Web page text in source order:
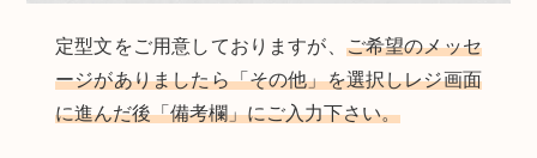
定型文をご用意しておりますが、 ご希望のメッセ
ージがありましたら「その他」を選択しレジ画面
に進んだ後「備考欄」にご入力下さい。